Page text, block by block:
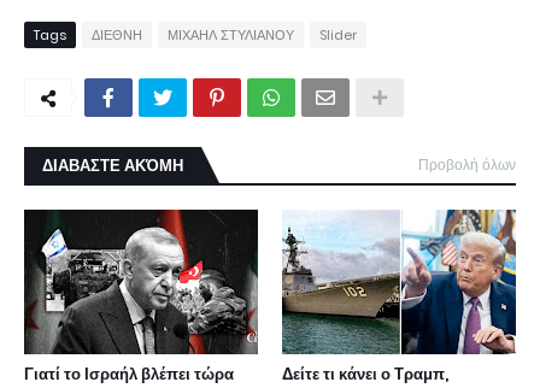
Tags ΔΙΕΘΝΗ ΜΙΧΑΗΛ ΣΤΥΛΙΑΝΟΥ Slider
ΔΙΑΒΑΣΤΕ ΑΚΌΜΗ Προβολή όλων
Γιατί το Ισραήλ βλέπει τώρα
Δείτε τι κάνει ο Τραμπ,